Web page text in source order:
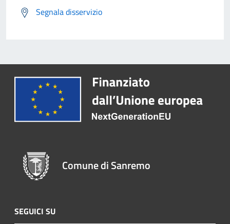
Segnala disservizio
Comune di Sanremo
SEGUICI SU